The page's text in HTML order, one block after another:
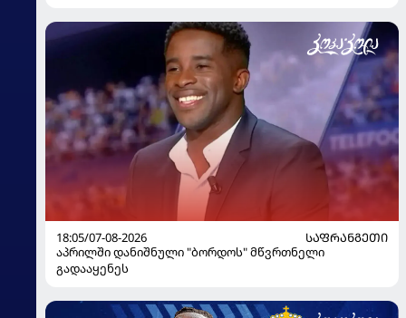
18:05/07-08-2026
ᲡᲐᲤᲠᲐᲜᲒᲔᲗᲘ
აპრილში დანიშნული "ბორდოს" მწვრთნელი
გადააყენეს